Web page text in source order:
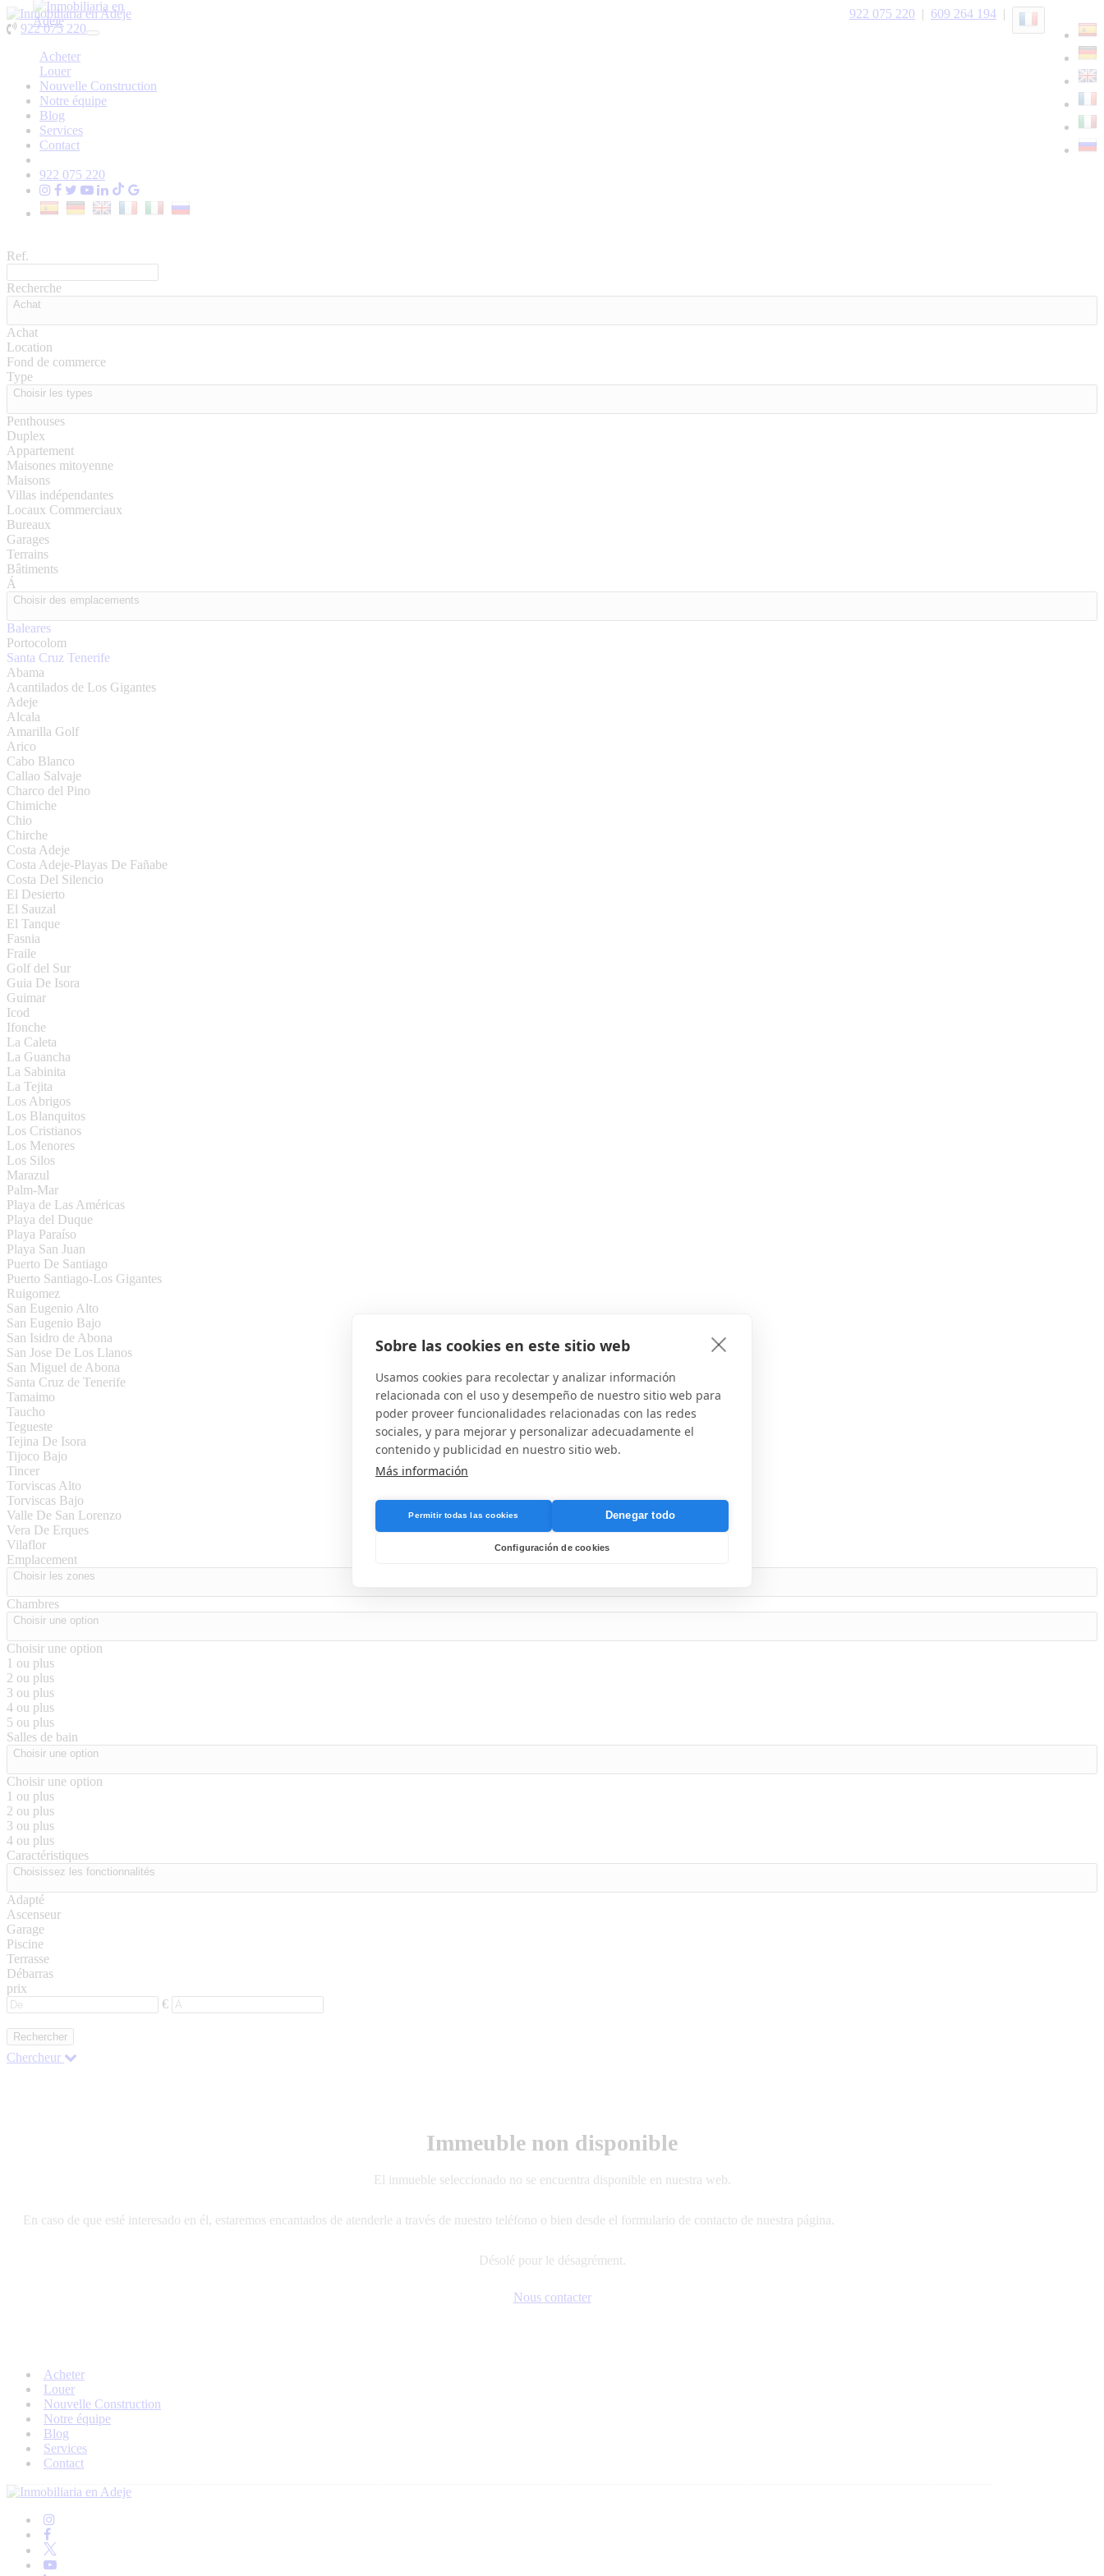
Sobre las cookies en este sitio web
Usamos cookies para recolectar y analizar información
relacionada con el uso y desempeño de nuestro sitio web para
poder proveer funcionalidades relacionadas con las redes
sociales, y para mejorar y personalizar adecuadamente el
contenido y publicidad en nuestro sitio web.
Más información
Permitir todas las cookies Denegar todo
Configuración de cookies
609 264 194 |
922 075 220 |
922 075 220
Toggle
Acheter
Louer
Nouvelle Construction
Notre équipe
Blog
Services
Contact
922 075 220
Ref.
Recherche
Achat
Achat
Location
Fond de commerce
Type
Choisir les types
Penthouses
Duplex
Appartement
Maisones mitoyenne
Maisons
Villas indépendantes
Locaux Commerciaux
Bureaux
Garages
Terrains
Bâtiments
Á
Choisir des emplacements
Baleares
Portocolom
Santa Cruz Tenerife
Abama
Acantilados de Los Gigantes
Adeje
Alcala
Amarilla Golf
Arico
Cabo Blanco
Callao Salvaje
Charco del Pino
Chimiche
Chio
Chirche
Costa Adeje
Costa Adeje-Playas De Fañabe
Costa Del Silencio
El Desierto
El Sauzal
El Tanque
Fasnia
Fraile
Golf del Sur
Guia De Isora
Guimar
Icod
Ifonche
La Caleta
La Guancha
La Sabinita
La Tejita
Los Abrigos
Los Blanquitos
Los Cristianos
Los Menores
Los Silos
Marazul
Palm-Mar
Playa de Las Américas
Playa del Duque
Playa Paraíso
Playa San Juan
Puerto De Santiago
Puerto Santiago-Los Gigantes
Ruigomez
San Eugenio Alto
San Eugenio Bajo
San Isidro de Abona
San Jose De Los Llanos
San Miguel de Abona
Santa Cruz de Tenerife
Tamaimo
Taucho
Tegueste
Tejina De Isora
Tijoco Bajo
Tincer
Torviscas Alto
Torviscas Bajo
Valle De San Lorenzo
Vera De Erques
Vilaflor
Emplacement
Choisir les zones
Chambres
Choisir une option
Choisir une option
1 ou plus
2 ou plus
3 ou plus
4 ou plus
5 ou plus
Salles de bain
Choisir une option
Choisir une option
1 ou plus
2 ou plus
3 ou plus
4 ou plus
Caractéristiques
Choisissez les fonctionnalités
Adapté
Ascenseur
Garage
Piscine
Terrasse
Débarras
prix
€
Rechercher
Chercheur
Immeuble non disponible
El inmueble seleccionado no se encuentra disponible en nuestra web.
En caso de que esté interesado en él, estaremos encantados de atenderle a través de nuestro teléfono o bien desde el formulario de contacto de nuestra página.
Désolé pour le désagrément.
Nous contacter
Acheter
Louer
Nouvelle Construction
Notre équipe
Blog
Services
Contact